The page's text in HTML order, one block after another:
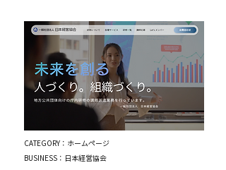
CATEGORY：ホームページ
BUSINESS：日本経営協会